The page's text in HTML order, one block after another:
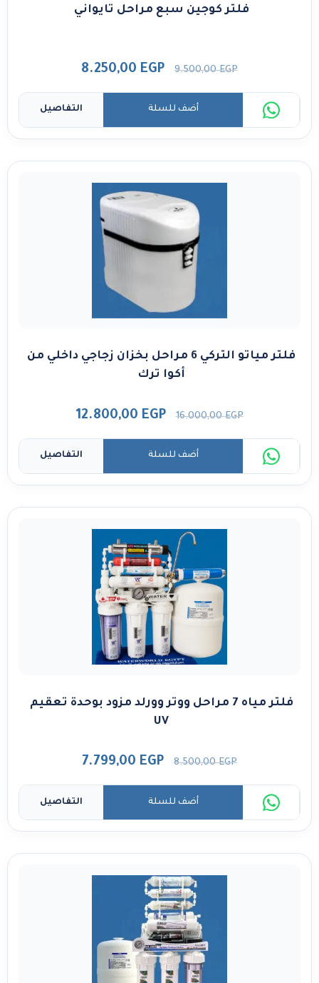
فلتر كوجين سبع مراحل تايواني
9.500,00EGP
8.250,00 EGP
التفاصيل أضف للسلة
فلتر مياتو التركي 6 مراحل بخزان زجاجي داخلي من
أكوا ترك
16.000,00EGP
12.800,00 EGP
التفاصيل أضف للسلة
فلتر مياه 7 مراحل ووتر وورلد مزود بوحدة تعقيم
UV
8.500,00EGP
7.799,00 EGP
التفاصيل أضف للسلة